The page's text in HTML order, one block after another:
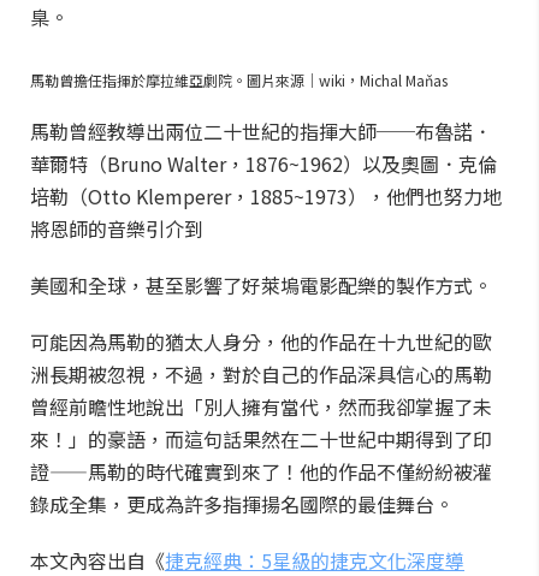
臬。
馬勒曾擔任指揮於摩拉維亞劇院。圖片來源｜wiki，Michal Maňas
馬勒曾經教導出兩位二十世紀的指揮大師──布魯諾．
華爾特（Bruno Walter，1876~1962）以及奧圖．克倫
培勒（Otto Klemperer，1885~1973），他們也努力地
將恩師的音樂引介到
美國和全球，甚至影響了好萊塢電影配樂的製作方式。
可能因為馬勒的猶太人身分，他的作品在十九世紀的歐
洲長期被忽視，不過，對於自己的作品深具信心的馬勒
曾經前瞻性地說出「別人擁有當代，然而我卻掌握了未
來！」的豪語，而這句話果然在二十世紀中期得到了印
證——馬勒的時代確實到來了！他的作品不僅紛紛被灌
錄成全集，更成為許多指揮揚名國際的最佳舞台。
本文內容出自《捷克經典：5星級的捷克文化深度導